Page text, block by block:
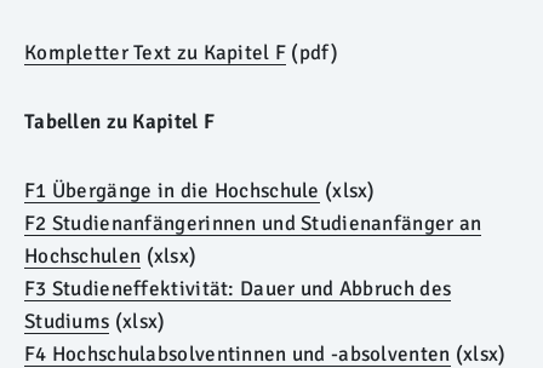
Kompletter Text zu Kapitel F (pdf)
Tabellen zu Kapitel F
F1 Übergänge in die Hochschule (xlsx)
F2 Studienanfängerinnen und Studienanfänger an
Hochschulen (xlsx)
F3 Studieneffektivität: Dauer und Abbruch des
Studiums (xlsx)
F4 Hochschulabsolventinnen und -absolventen (xlsx)